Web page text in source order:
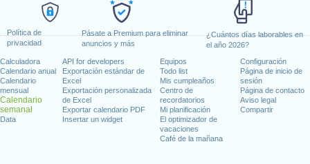
Política de
privacidad
Pásate a Premium para eliminar
anuncios y más
¿Cuántos días laborables en
el año 2026?
Calculadora
Calendario anual
Calendario
mensual
Calendario
semanal
Data
API for developers
Exportación estándar de
Excel
Exportación personalizada
de Excel
Exportar calendario PDF
Insertar un widget
Equipos
Todo list
Mis cumpleaños
Centro de
recordatorios
Mi planificación
El optimizador de
vacaciones
Café de la mañana
Configuración
Página de inicio de
sesión
Página de contacto
Aviso legal
Compartir